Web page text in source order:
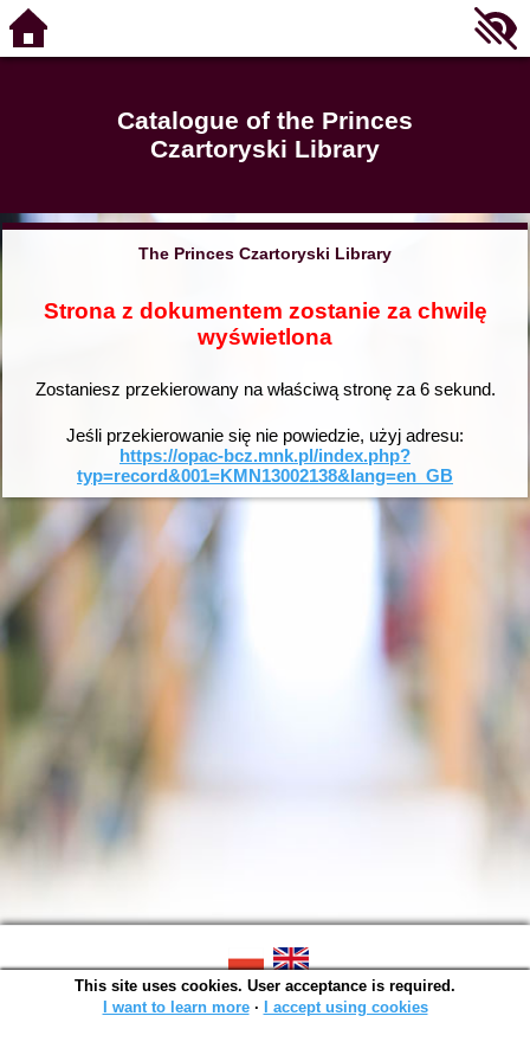
Catalogue of the Princes
Czartoryski Library
The Princes Czartoryski Library
Strona z dokumentem zostanie za chwilę
wyświetlona
Zostaniesz przekierowany na właściwą stronę za 6sekund.
Jeśli przekierowanie się nie powiedzie, użyj adresu:
https://opac-bcz.mnk.pl/index.php?
typ=record&001=KMN13002138&lang=en_GB
SOWA OPAC v. 6.11.10 (2026-07-24)
Generated in 0,0015 s.
This site uses cookies. User acceptance is required.
I want to learn more∙ I accept using cookies